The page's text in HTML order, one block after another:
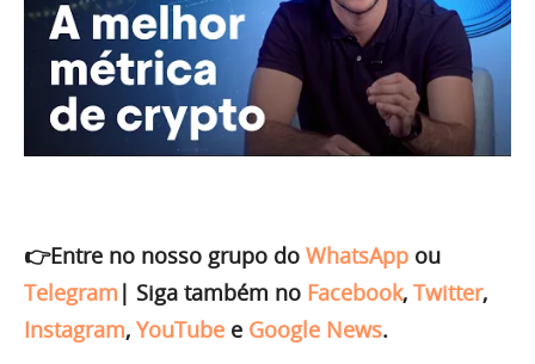
👉Entre no nosso grupo do WhatsApp ou
Telegram | Siga também no Facebook, Twitter,
Instagram, YouTube e Google News.